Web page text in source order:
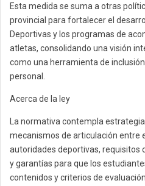
Esta medida se suma a otras
provincial para fortalecer el
Deportivas y los programas de
atletas, consolidando una visión
como una herramienta de
personal.
Acerca de la ley
La normativa contempla
mecanismos de articulación entre
autoridades deportivas, requisitos
y garantías para que los
contenidos y criterios de